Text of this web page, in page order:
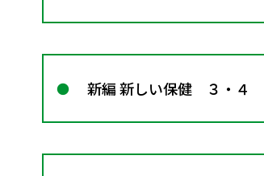
新編 新しい保健 ３・４